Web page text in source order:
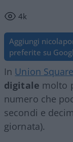
4k
Aggiungi
preferite su
In Union
digitale molto
numero che
secondi e
giornata).